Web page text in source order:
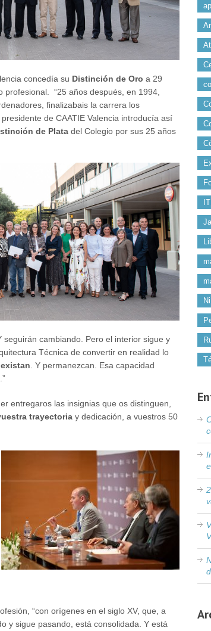
concedía su Distinción de Oro a 29
profesional. “25 años después, en 1994,
finalizabais la carrera los
de CAATIE Valencia introducía así
de Plata del Colegio por sus 25 años
cambiando. Pero el interior sigue y
Técnica de convertir en realidad lo
. Y permanezcan. Esa capacidad
entregaros las insignias que os distinguen,
trayectoria y dedicación, a vuestros 50
“con orígenes en el siglo XV, que, a
y sigue pasando, está consolidada. Y está